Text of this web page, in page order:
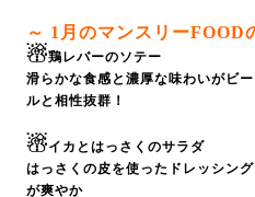
～ 1 月のマンスリーFOOD
☃鶏レバーのソテー
滑らかな食感と濃厚な味わいがビー
ルと相性抜群！
☃イカとはっさくのサラダ
はっさくの皮を使ったドレッシング
が爽やか